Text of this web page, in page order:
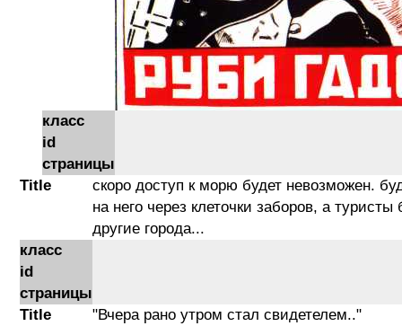
класс
id
страницы
Title
скоро доступ к морю будет невозможен.
на него через клеточки заборов, а туристы
другие города...
класс
id
страницы
Title
"Вчера рано утром стал свидетелем.."